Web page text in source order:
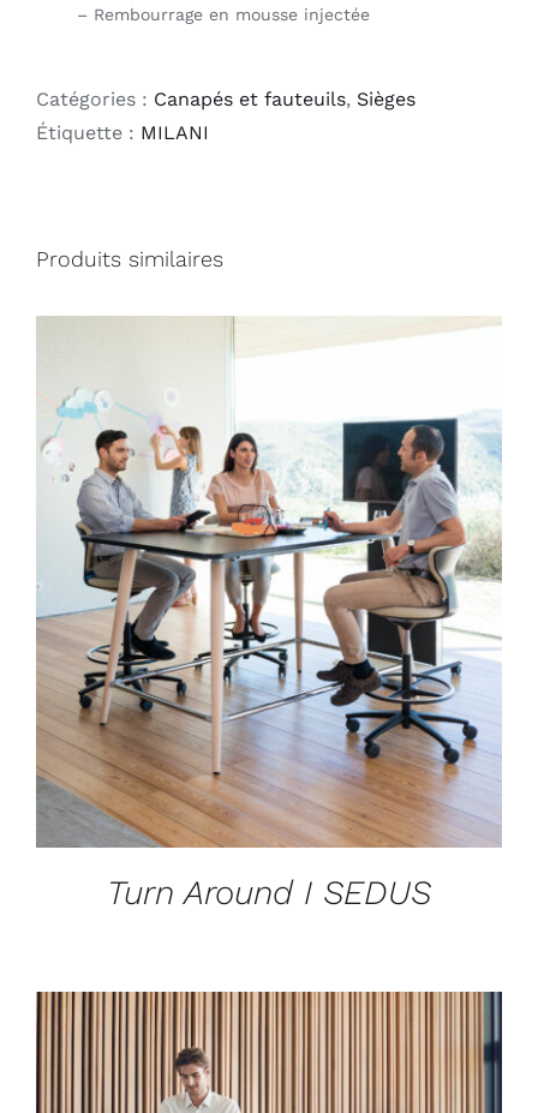
– Rembourrage en mousse injectée
Catégories : Canapés et fauteuils, Sièges
Étiquette : MILANI
Produits similaires
DÉTAILS
Turn Around I SEDUS